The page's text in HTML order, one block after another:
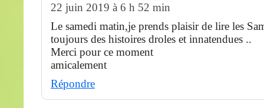
22 juin 2019 à 6 h 52 min
Le samedi matin,je prends plaisir de lire les
toujours des histoires droles et innatendues ..
Merci pour ce moment
amicalement
Répondre